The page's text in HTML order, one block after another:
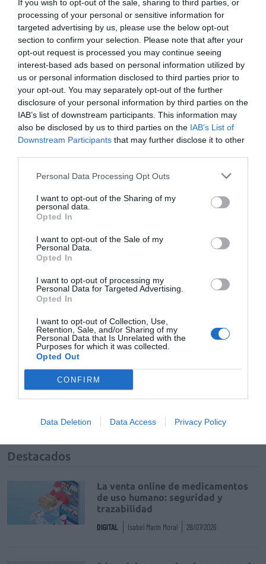
If you wish to opt-out of the sale, sharing to third parties, or
processing of your personal or sensitive information for
targeted advertising by us, please use the below opt-out
section to confirm your selection. Please note that after your
opt-out request is processed you may continue seeing
interest-based ads based on personal information utilized by
us or personal information disclosed to third parties prior to
your opt-out. You may separately opt-out of the further
disclosure of your personal information by third parties on the
IAB’s list of downstream participants. This information may
also be disclosed by us to third parties on the IAB’s List of
Downstream Participants that may further disclose it to other
Personal Data Processing Opt Outs
I want to opt-out of the Sharing of my
personal data.
Opted In
I want to opt-out of the Sale of my
Personal Data.
Opted In
I want to opt-out of processing my
Personal Data for Targeted Advertising.
Opted In
I want to opt-out of Collection, Use,
Retention, Sale, and/or Sharing of my
Personal Data that Is Unrelated with the
Purposes for which it was collected.
Opted Out
CONFIRM
Data Deletion Data Access Privacy Policy
Multi Rejuvenecedor|Booster Revitalizador:
el
serum multifunción con textura crema-gel que toda
piel necesita. Un verdadero escudo protector frente
al exposoma que, además, actúa sobre los signos del
envejecimiento. Enriquecido con Bakuchiol, el retinol-
like de nueva generación (C.N. 197802.8|PVP: 39
€/50 ml).
Multi Corrector|Tensor de Ojos y Labios:cuidado
específico de las zonas más delicadas. Un tratamiento
para cuidar el contorno de los ojos y los labios,
reduciendo las arrugas gesticulares y aportando
elasticidad y firmeza (C.N. 197668.0|PVP: 16 €/15 ml).
Multi Acción|Crema Pieles Maduras:confort y
nutrición para la piel más madura gracias a su suave y
sedosa textura. Aporta luminosidad y devuelve la
densidad y el volumen a la piel (C.N. 197843.1|PVP:
24 €/50 ml).
Añadir El Farmacéuticocomo fuente preferida
de Google de forma gratuita
Mantente informado con las últimas noticias de actualidad.
cosmética
envejecimiento cutaneo
Destacados
La venta online de medicamentos
de uso humano: seguridad y
trazabilidad
DIGITAL Isabel Marín Moral 28/07/2026